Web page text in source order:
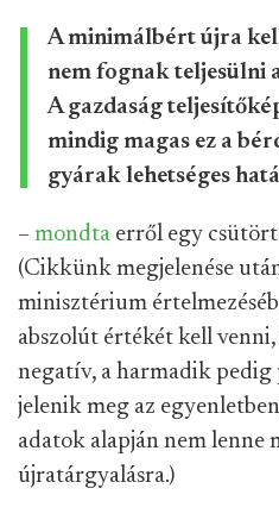
A minimálbért újra
nem fognak teljesülni
A gazdaság
mindig magas ez a
gyárak lehetséges
– mondta erről egy
(Cikkünk megjelenése
minisztérium
abszolút értékét kell
negatív, a harmadik
jelenik meg az
adatok alapján nem lenne
újratárgyalásra.)